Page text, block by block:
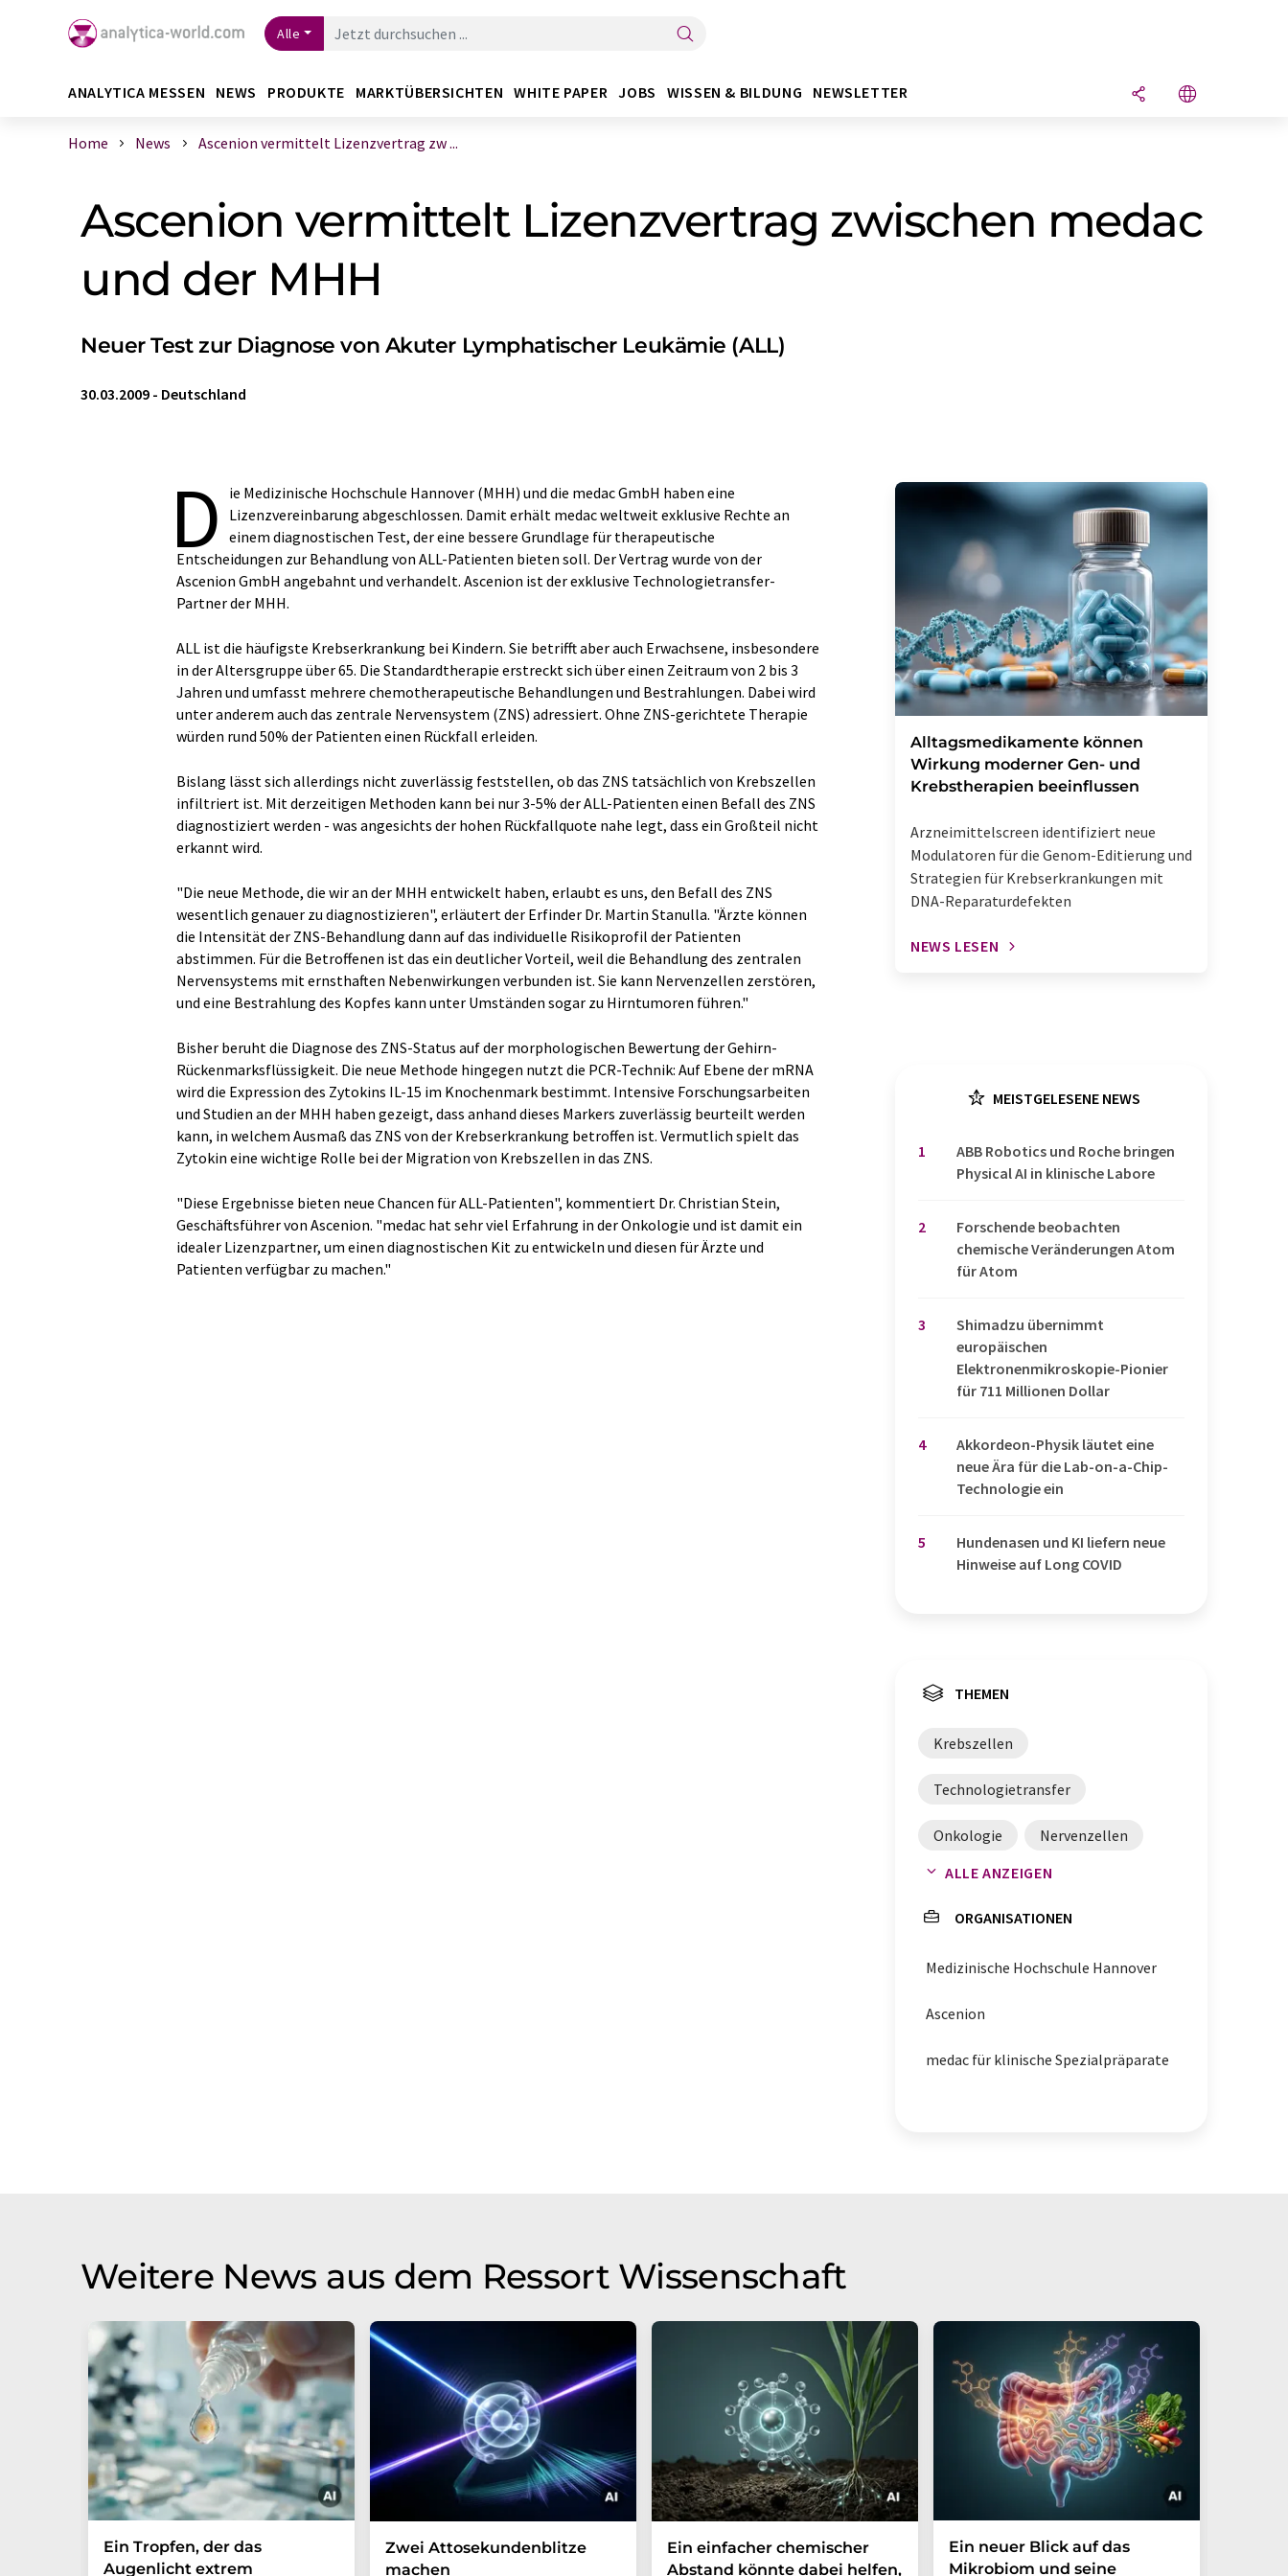
Alle
ANALYTICA MESSEN NEWS PRODUKTE MARKTÜBERSICHTEN WHITE PAPER JOBS WISSEN & BILDUNG NEWSLETTER
Home News Ascenion vermittelt Lizenzvertrag zw ...
Ascenion vermittelt Lizenzvertrag zwischen medac
und der MHH
Neuer Test zur Diagnose von Akuter Lymphatischer Leukämie (ALL)
30.03.2009 - Deutschland
D
ie Medizinische Hochschule Hannover (MHH) und die medac GmbH haben eine
Lizenzvereinbarung abgeschlossen. Damit erhält medac weltweit exklusive Rechte an
einem diagnostischen Test, der eine bessere Grundlage für therapeutische
Entscheidungen zur Behandlung von ALL-Patienten bieten soll. Der Vertrag wurde von der
Ascenion GmbH angebahnt und verhandelt. Ascenion ist der exklusive Technologietransfer-
Partner der MHH.
ALL ist die häufigste Krebserkrankung bei Kindern. Sie betrifft aber auch Erwachsene, insbesondere
in der Altersgruppe über 65. Die Standardtherapie erstreckt sich über einen Zeitraum von 2 bis 3
Jahren und umfasst mehrere chemotherapeutische Behandlungen und Bestrahlungen. Dabei wird
unter anderem auch das zentrale Nervensystem (ZNS) adressiert. Ohne ZNS-gerichtete Therapie
würden rund 50% der Patienten einen Rückfall erleiden.
Bislang lässt sich allerdings nicht zuverlässig feststellen, ob das ZNS tatsächlich von Krebszellen
infiltriert ist. Mit derzeitigen Methoden kann bei nur 3-5% der ALL-Patienten einen Befall des ZNS
diagnostiziert werden - was angesichts der hohen Rückfallquote nahe legt, dass ein Großteil nicht
erkannt wird.
"Die neue Methode, die wir an der MHH entwickelt haben, erlaubt es uns, den Befall des ZNS
wesentlich genauer zu diagnostizieren", erläutert der Erfinder Dr. Martin Stanulla. "Ärzte können
die Intensität der ZNS-Behandlung dann auf das individuelle Risikoprofil der Patienten
abstimmen. Für die Betroffenen ist das ein deutlicher Vorteil, weil die Behandlung des zentralen
Nervensystems mit ernsthaften Nebenwirkungen verbunden ist. Sie kann Nervenzellen zerstören,
und eine Bestrahlung des Kopfes kann unter Umständen sogar zu Hirntumoren führen."
Bisher beruht die Diagnose des ZNS-Status auf der morphologischen Bewertung der Gehirn-
Rückenmarksflüssigkeit. Die neue Methode hingegen nutzt die PCR-Technik: Auf Ebene der mRNA
wird die Expression des Zytokins IL-15 im Knochenmark bestimmt. Intensive Forschungsarbeiten
und Studien an der MHH haben gezeigt, dass anhand dieses Markers zuverlässig beurteilt werden
kann, in welchem Ausmaß das ZNS von der Krebserkrankung betroffen ist. Vermutlich spielt das
Zytokin eine wichtige Rolle bei der Migration von Krebszellen in das ZNS.
"Diese Ergebnisse bieten neue Chancen für ALL-Patienten", kommentiert Dr. Christian Stein,
Geschäftsführer von Ascenion. "medac hat sehr viel Erfahrung in der Onkologie und ist damit ein
idealer Lizenzpartner, um einen diagnostischen Kit zu entwickeln und diesen für Ärzte und
Patienten verfügbar zu machen."
Alltagsmedikamente können
Wirkung moderner Gen- und
Krebstherapien beeinflussen
Arzneimittelscreen identifiziert neue
Modulatoren für die Genom-Editierung und
Strategien für Krebserkrankungen mit
DNA-Reparaturdefekten
NEWS LESEN
MEISTGELESENE NEWS
1
​​​​​​​ABB Robotics und Roche bringen
Physical AI in klinische Labore
2
Forschende beobachten
chemische Veränderungen Atom
für Atom
3
Shimadzu übernimmt
europäischen
Elektronenmikroskopie-Pionier
für 711 Millionen Dollar
4
Akkordeon-Physik läutet eine
neue Ära für die Lab-on-a-Chip-
Technologie ein
5
Hundenasen und KI liefern neue
Hinweise auf Long COVID
THEMEN
Krebszellen
Technologietransfer
Onkologie Nervenzellen
Bestrahlung
ALLE ANZEIGEN
ORGANISATIONEN
Medizinische Hochschule Hannover
Ascenion
medac für klinische Spezialpräparate
Weitere News aus dem Ressort Wissenschaft
Ein Tropfen, der das
Augenlicht extrem
Zwei Attosekundenblitze
machen
Ein einfacher chemischer
Abstand könnte dabei helfen,
Ein neuer Blick auf das
Mikrobiom und seine